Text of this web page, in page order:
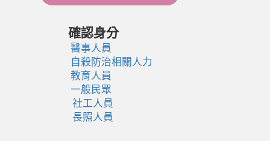
確認身分
醫事人員
自殺防治相關人力
教育人員
一般民眾
社工人員
長照人員